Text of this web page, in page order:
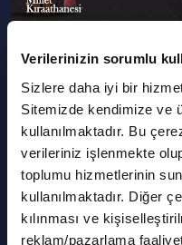
Verilerinizin sorumlu
Sizlere daha iyi bir
Sitemizde kendimize ve
kullanılmaktadır. Bu
verileriniz işlenmekte
toplumu hizmetlerinin
kullanılmaktadır. Diğer
kılınması ve
reklam/pazarlama
Podcast Olarak Dinle
Bir
Nasıl